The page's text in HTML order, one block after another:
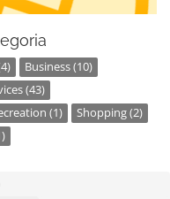
Business (10)
(43)
(1)
Shopping (2)